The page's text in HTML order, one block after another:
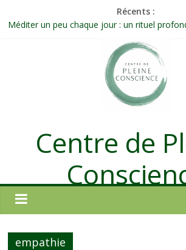
Récents :
Méditer un peu chaque jour : un rituel
Célébrer la Vie jusque dans les petites actions
Quand on n’arrive plus à agir : et si ce n’était
Une attention consciente d’elle-même, non
Centre de
empathie